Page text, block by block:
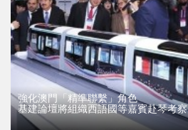
強化澳門「精準聯繫」角色
基建論壇將組織西語國等嘉賓赴琴考察